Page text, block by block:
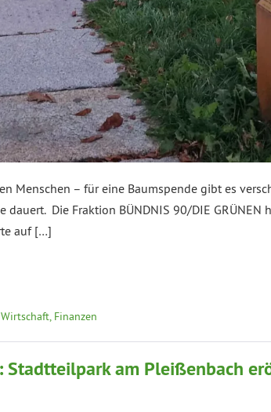
Menschen – für eine Baumspende gibt es
Die Fraktion BÜNDNIS 90/DIE
auf […]
Wirtschaft, Finanzen
am Pleißenbach